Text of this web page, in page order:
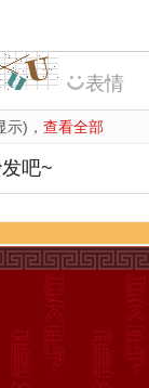
表情
)， 查看全部
吧~